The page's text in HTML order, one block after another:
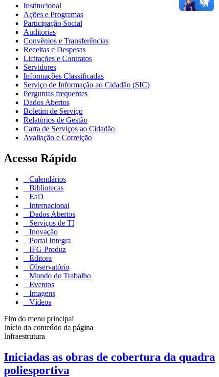
Institucional
Ações e Programas
Participação Social
Auditorias
Convênios e Transferências
Receitas e Despesas
Licitações e Contratos
Servidores
Informações Classificadas
Serviço de Informação ao Cidadão (SIC)
Perguntas frequentes
Dados Abertos
Boletim de Serviço
Relatórios de Gestão
Carta de Serviços ao Cidadão
Avaliação e Correição
Acesso Rápido
Calendários
Bibliotecas
EaD
Internacional
Dados Abertos
Serviços de TI
Inovação
Portal Integra
IFG Produz
Editora
Observatório
Mundo do Trabalho
Eventos
Imagens
Vídeos
Fim do menu principal
Início do conteúdo da página
Infraestrutura
Iniciadas as obras de cobertura da quadra
poliesportiva